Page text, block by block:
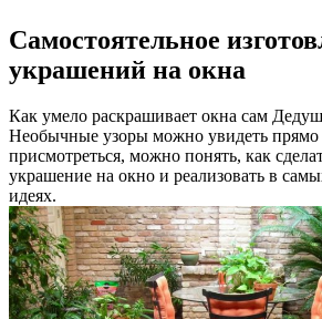
Самостоятельное
украшений на окна
Как умело раскрашивает окна сам
Необычные узоры можно увидеть прямо
присмотреться, можно понять, как
украшение на окно и реализовать в
идеях.